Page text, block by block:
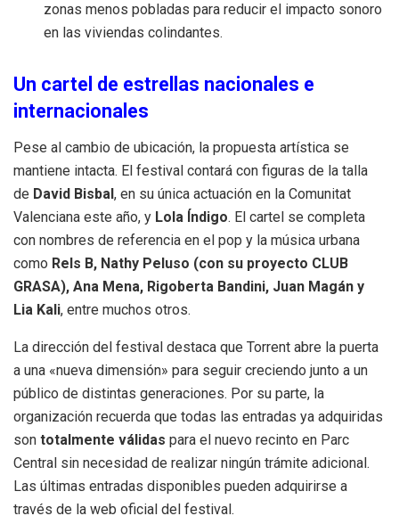
zonas menos pobladas para reducir el impacto sonoro
en las viviendas colindantes.
Un cartel de estrellas nacionales e
internacionales
Pese al cambio de ubicación, la propuesta artística se
mantiene intacta. El festival contará con figuras de la talla
de David Bisbal , en su única actuación en la Comunitat
Valenciana este año, y Lola Índigo. El cartel se completa
con nombres de referencia en el pop y la música urbana
como Rels B, Nathy Peluso (con su proyecto CLUB
GRASA), Ana Mena, Rigoberta Bandini, Juan Magán y
Lia Kali, entre muchos otros.
La dirección del festival destaca que Torrent abre la puerta
a una «nueva dimensión» para seguir creciendo junto a un
público de distintas generaciones. Por su parte, la
organización recuerda que todas las entradas ya adquiridas
son totalmente válidas para el nuevo recinto en Parc
Central sin necesidad de realizar ningún trámite adicional .
Las últimas entradas disponibles pueden adquirirse a
través de la web oficial del festival .